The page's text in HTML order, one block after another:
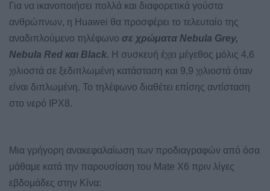
Για να ικανοποιήσει πολλά και διαφορετικά γούστα
ανθρώπνων, η Huawei θα προσφέρει το τελευταίο της
αναδιπλούμενο τηλέφωνο σε χρώματα Nebula Grey,
Nebula Red και Black. Η συσκευή έχει μέγεθος μόλις 4,6
χιλιοστά σε ξεδιπλωμένη κατάσταση και 9,9 χιλιοστά όταν
είναι διπλωμένη. Το τηλέφωνο διαθέτει επίσης αντίσταση
στο νερό IPX8.
Μια γρήγορη ανακεφαλαίωση των προδιαγραφών από όσα
μάθαμε κατά την παρουσίαση του Mate X6 πριν λίγες
εβδομάδες στην Κίνα: